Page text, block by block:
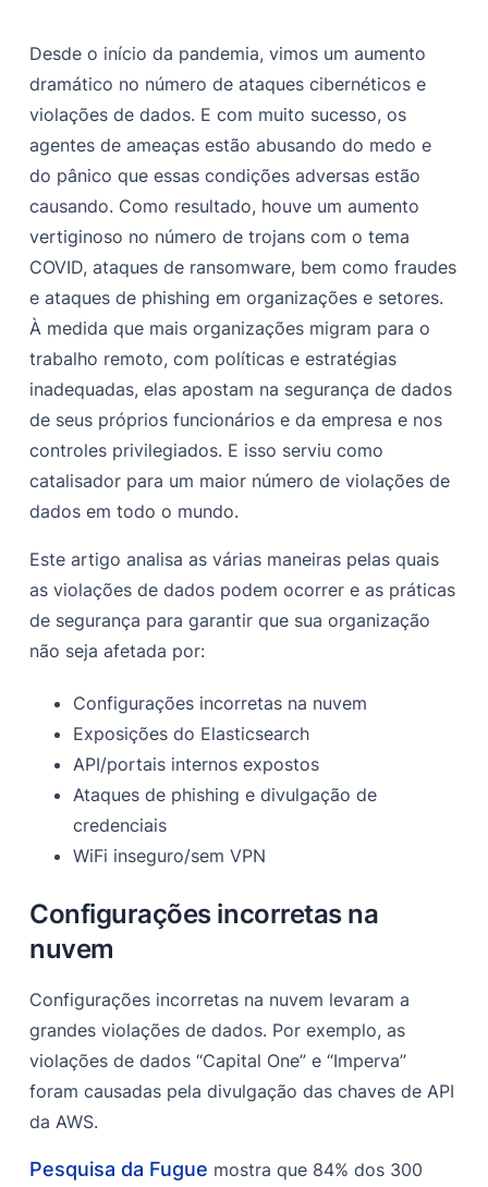
Ataques de phishing e divulgações de credenciais
WiFi inseguro/sem VPN
Desde o início da pandemia, vimos um aumento
dramático no número de ataques cibernéticos e
violações de dados. E com muito sucesso, os
agentes de ameaças estão abusando do medo e
do pânico que essas condições adversas estão
causando. Como resultado, houve um aumento
vertiginoso no número de trojans com o tema
COVID, ataques de ransomware, bem como fraudes
e ataques de phishing em organizações e setores.
À medida que mais organizações migram para o
trabalho remoto, com políticas e estratégias
inadequadas, elas apostam na segurança de dados
de seus próprios funcionários e da empresa e nos
controles privilegiados. E isso serviu como
catalisador para um maior número de violações de
dados em todo o mundo.
Este artigo analisa as várias maneiras pelas quais
as violações de dados podem ocorrer e as práticas
de segurança para garantir que sua organização
não seja afetada por:
Configurações incorretas na nuvem
Exposições do Elasticsearch
API/portais internos expostos
Ataques de phishing e divulgação de
credenciais
WiFi inseguro/sem VPN
Configurações incorretas na
nuvem
Configurações incorretas na nuvem levaram a
grandes violações de dados. Por exemplo, as
violações de dados “Capital One” e “Imperva”
foram causadas pela divulgação das chaves de API
da AWS.
Pesquisa da Fugue mostra que 84% dos 300